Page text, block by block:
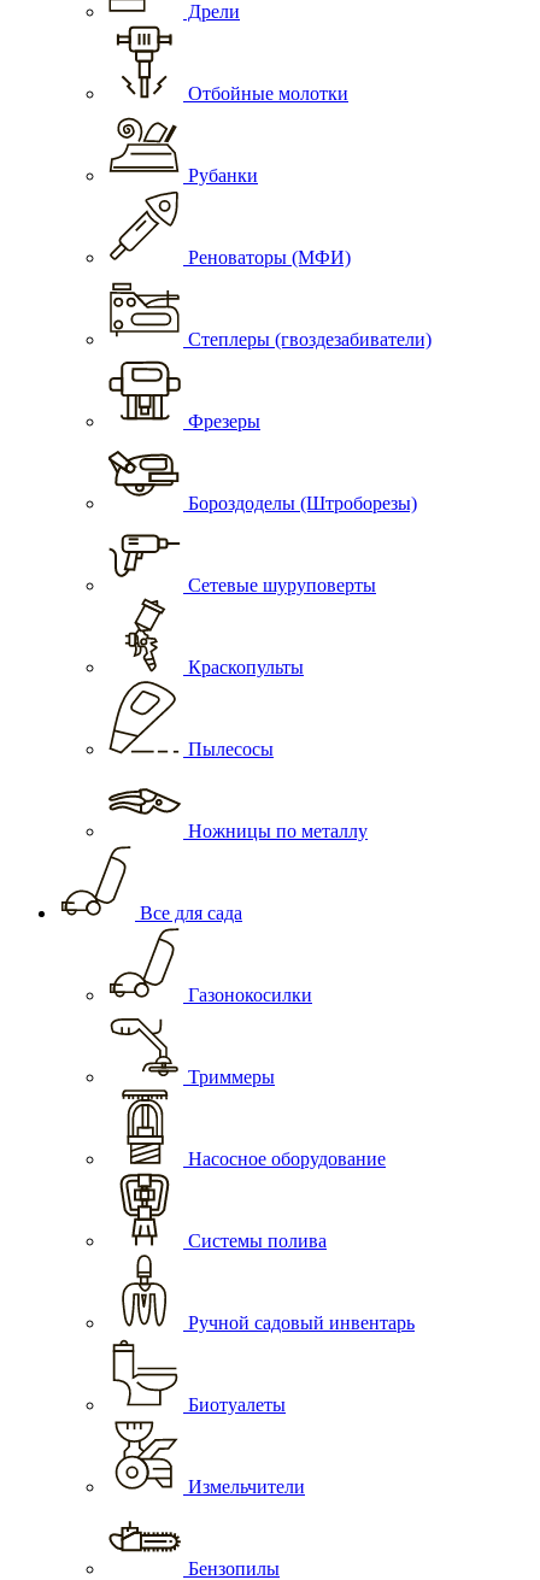
Дрели
Отбойные молотки
Рубанки
Реноваторы (МФИ)
Степлеры (гвоздезабиватели)
Фрезеры
Бороздоделы (Штроборезы)
Сетевые шуруповерты
Краскопульты
Пылесосы
Ножницы по металлу
Все для сада
Газонокосилки
Триммеры
Насосное оборудование
Системы полива
Ручной садовый инвентарь
Биотуалеты
Измельчители
Бензопилы